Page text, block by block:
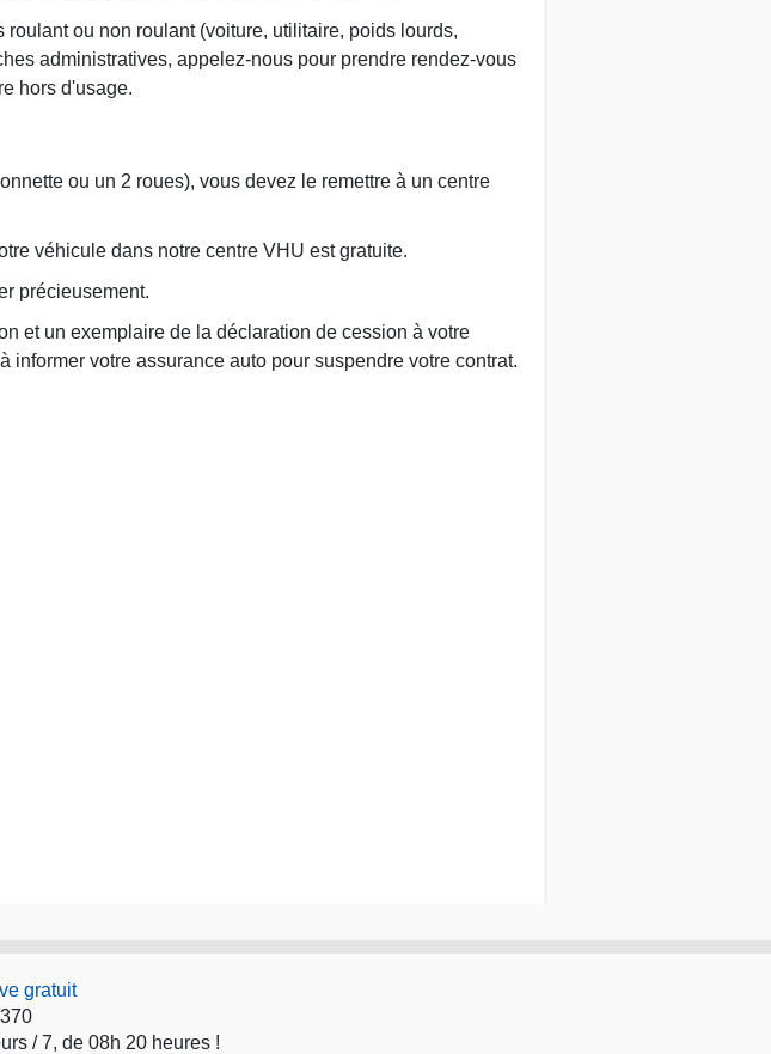
ou non roulant (voiture, utilitaire, poids lourds,
administratives, appelez-nous pour prendre rendez-vous
hors d'usage.
ou un 2 roues), vous devez le remettre à un centre
véhicule dans notre centre VHU est gratuite.
précieusement.
et un exemplaire de la déclaration de cession à votre
votre assurance auto pour suspendre votre contrat.
gratuit
/ 7, de 08h 20 heures !